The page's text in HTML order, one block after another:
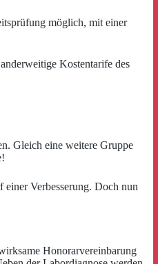
möglich, mit einer
Kostentarife des
Gleich eine weitere Gruppe
einer Verbesserung. Doch nun
Honorarvereinbarung